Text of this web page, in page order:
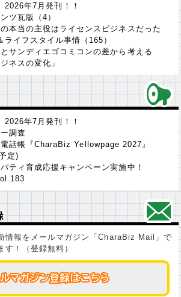
年7月発刊！！
ツ瓦版（4）
の本当の主役はライセンスビジネスだった
イフスタイル事情（165）
とサンディエゴコミコンの差から考える
ネスの変化」
年7月発刊！！
調査
話帳『CharaBiz Yellowpage 2027』
定)
ティ育成応援キャンペーン実施中！
情報をメールマガジン「CharaBiz Mail」で
！（登録無料）
マガジン登録はこちら
マガジン登録はこちら